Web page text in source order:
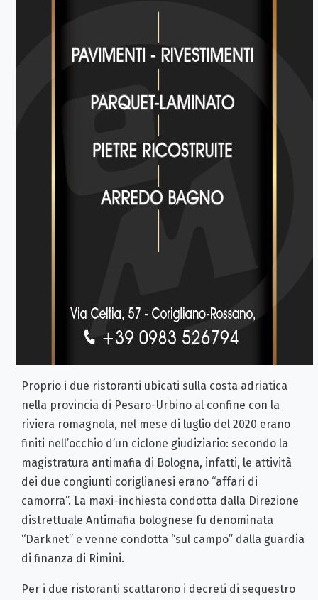
Proprio i due ristoranti ubicati sulla costa adriatica
nella provincia di Pesaro-Urbino al confine con la
riviera romagnola, nel mese di luglio del 2020 erano
finiti nell’occhio d’un ciclone giudiziario: secondo la
magistratura antimafia di Bologna, infatti, le attività
dei due congiunti coriglianesi erano “affari di
camorra”. La maxi-inchiesta condotta dalla Direzione
distrettuale Antimafia bolognese fu denominata
“Darknet” e venne condotta “sul campo” dalla guardia
di finanza di Rimini.
Per i due ristoranti scattarono i decreti di sequestro